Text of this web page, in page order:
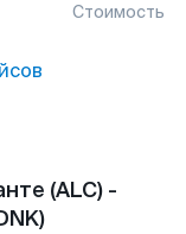
Стоимость
(ALC) -